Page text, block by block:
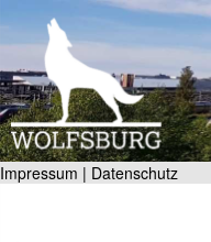
Impressum | Datenschutz